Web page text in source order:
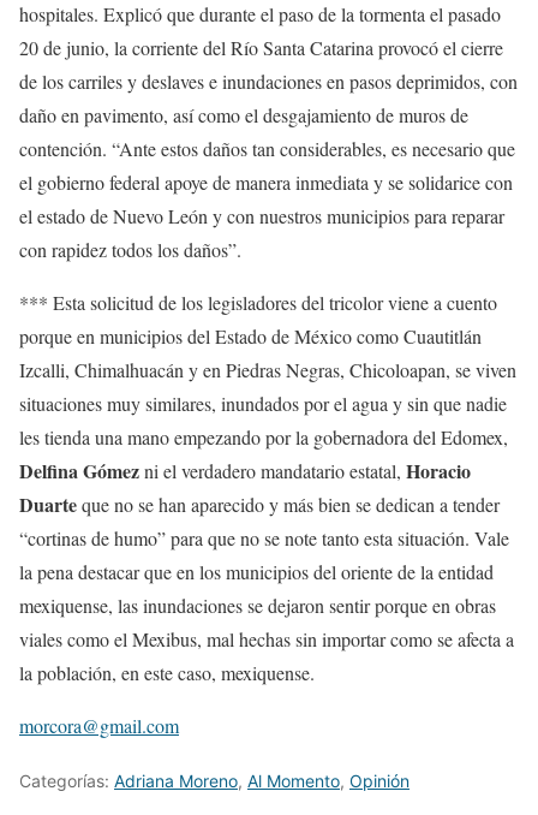
hospitales. Explicó que durante el paso de la tormenta el pasado
20 de junio, la corriente del Río Santa Catarina provocó el cierre
de los carriles y deslaves e inundaciones en pasos deprimidos, con
daño en pavimento, así como el desgajamiento de muros de
contención. “Ante estos daños tan considerables, es necesario que
el gobierno federal apoye de manera inmediata y se solidarice con
el estado de Nuevo León y con nuestros municipios para reparar
con rapidez todos los daños”.
*** Esta solicitud de los legisladores del tricolor viene a cuento
porque en municipios del Estado de México como Cuautitlán
Izcalli, Chimalhuacán y en Piedras Negras, Chicoloapan, se viven
situaciones muy similares, inundados por el agua y sin que nadie
les tienda una mano empezando por la gobernadora del Edomex,
Delfina Gómezni el verdadero mandatario estatal, Horacio
Duarteque no se han aparecido y más bien se dedican a tender
“cortinas de humo” para que no se note tanto esta situación. Vale
la pena destacar que en los municipios del oriente de la entidad
mexiquense, las inundaciones se dejaron sentir porque en obras
viales como el Mexibus, mal hechas sin importar como se afecta a
la población, en este caso, mexiquense.
morcora@gmail.com
Categorías: Adriana Moreno, Al Momento, Opinión